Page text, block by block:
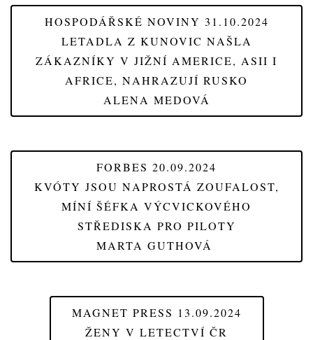
HOSPODÁŘSKÉ NOVINY 31.10.2024
LETADLA Z KUNOVIC NAŠLA
ZÁKAZNÍKY V JIŽNÍ AMERICE, ASII I
AFRICE, NAHRAZUJÍ RUSKO
ALENA MEDOVÁ
FORBES 20.09.2024
KVÓTY JSOU NAPROSTÁ ZOUFALOST,
MÍNÍ ŠÉFKA VÝCVICKOVÉHO
STŘEDISKA PRO PILOTY
MARTA GUTHOVÁ
MAGNET PRESS 13.09.2024
ŽENY V LETECTVÍ ČR